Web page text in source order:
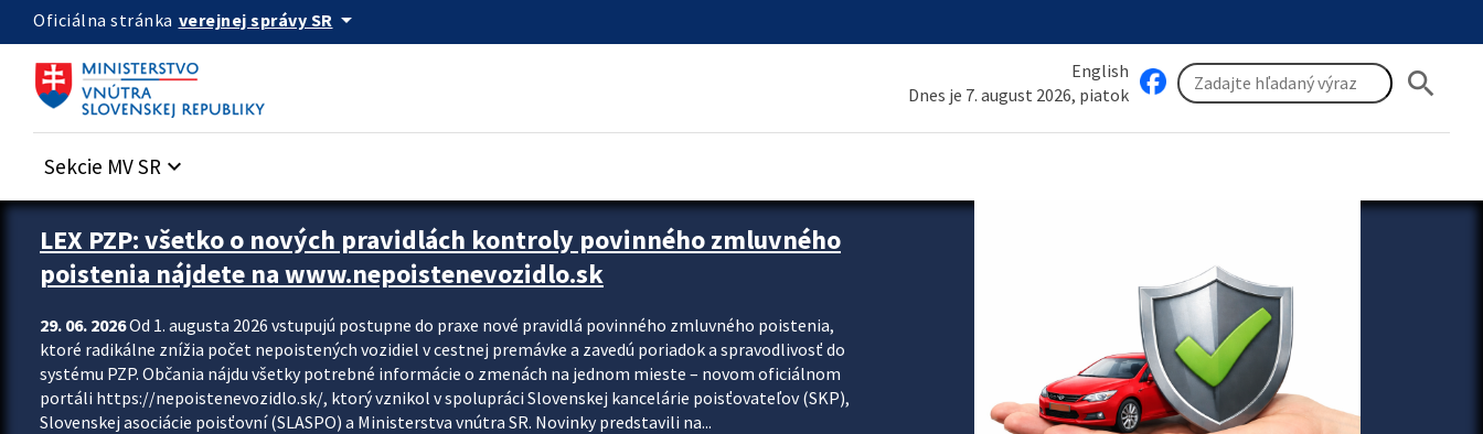
Preskocit na hlavný obsah
Oficiálna stránka verejnej správy SR arrow_drop_down
English
Dnes je 7. august 2026, piatok
search
Sekcie MV SR keyboard_arrow_down
Zastavit automatický posun upútavok
LEX PZP: všetko o nových pravidlách kontroly povinného zmluvného
poistenia nájdete na www.nepoistenevozidlo.sk
29. 06. 2026Od 1. augusta 2026 vstupujú postupne do praxe nové pravidlá povinného zmluvného poistenia,
ktoré radikálne znížia počet nepoistených vozidiel v cestnej premávke a zavedú poriadok a spravodlivosť do
systému PZP. Občania nájdu všetky potrebné informácie o zmenách na jednom mieste – novom oficiálnom
portáli https://nepoistenevozidlo.sk/, ktorý vznikol v spolupráci Slovenskej kancelárie poisťovateľov (SKP),
Slovenskej asociácie poisťovní (SLASPO) a Ministerstva vnútra SR. Novinky predstavili na...